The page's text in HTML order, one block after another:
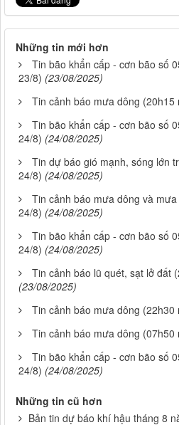
Những tin mới hơn
Tin bão khẩn cấp - cơn bão số
23/8) (23/08/2025)
Tin cảnh báo mưa dông (20h15
Tin bão khẩn cấp - cơn bão số
24/8) (24/08/2025)
Tin dự báo gió mạnh, sóng lớn
24/8) (24/08/2025)
Tin cảnh báo mưa dông và
24/8) (24/08/2025)
Tin bão khẩn cấp - cơn bão số
24/8) (24/08/2025)
Tin cảnh báo lũ quét, sạt lở đất
(23/08/2025)
Tin cảnh báo mưa dông (22h30
Tin cảnh báo mưa dông (07h50
Tin bão khẩn cấp - cơn bão số
24/8) (24/08/2025)
Những tin cũ hơn
Bản tin dự báo khí hậu tháng 8